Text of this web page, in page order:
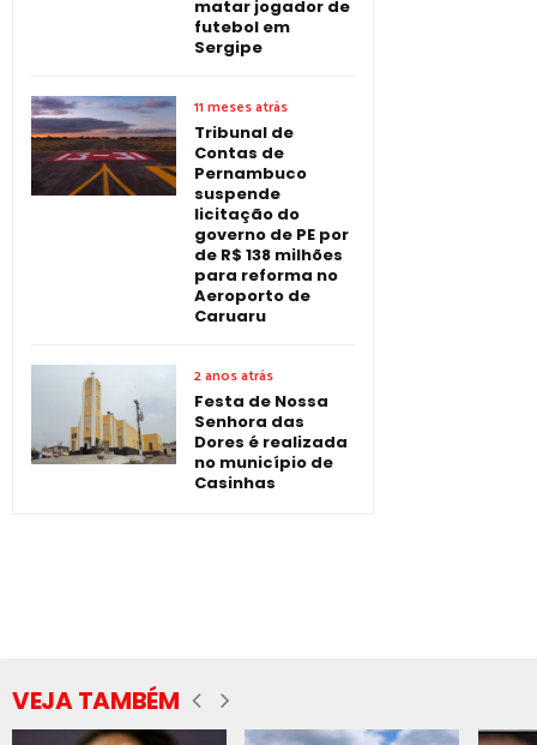
matar jogador de
futebol em
Sergipe
11 meses atrás
Tribunal de
Contas de
Pernambuco
suspende
licitação do
governo de PE por
de R$ 138 milhões
para reforma no
Aeroporto de
Caruaru
2 anos atrás
Festa de Nossa
Senhora das
Dores é realizada
no município de
Casinhas
VEJA TAMBÉM